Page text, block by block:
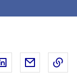
Facebook
sur X
Partager surPartager